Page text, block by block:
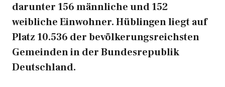
darunter 156 männliche und 152
weibliche Einwohner. Hüblingen liegt auf
Platz 10.536 der bevölkerungsreichsten
Gemeinden in der Bundesrepublik
Deutschland.